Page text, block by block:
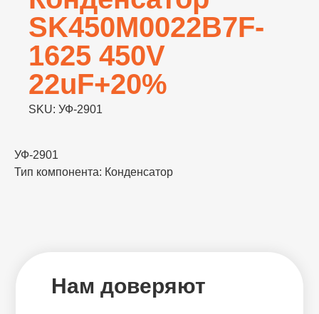
SK450M0022B7F-
1625 450V
22uF+20%
SKU: УФ-2901
УФ-2901
Тип компонента: Конденсатор
Нам доверяют